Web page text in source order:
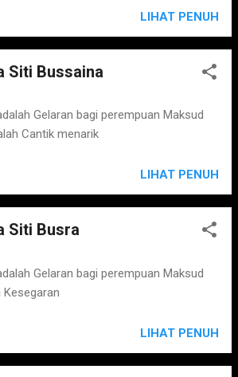
LIHAT PENUH
Siti Bussaina
Gelaran bagi perempuan Maksud
Cantik menarik
LIHAT PENUH
Siti Busra
Gelaran bagi perempuan Maksud
LIHAT PENUH